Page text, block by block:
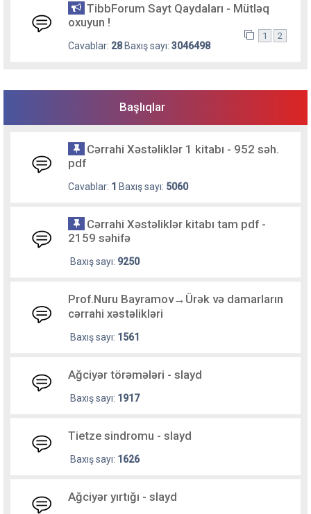
TibbForum Sayt Qaydaları - Mütləq
oxuyun !
Cavablar: 28Baxış sayı: 3046498
1 2
Başlıqlar
Cərrahi Xəstəliklər 1 kitabı - 952 səh.
pdf
Cavablar: 1 Baxış sayı: 5060
Cərrahi Xəstəliklər kitabı tam pdf -
2159 səhifə
Baxış sayı: 9250
Prof.Nuru Bayramov→Ürək və damarların
cərrahi xəstəlikləri
Baxış sayı: 1561
Ağciyər törəmələri - slayd
Baxış sayı: 1917
Tietze sindromu - slayd
Baxış sayı: 1626
Ağciyər yırtığı - slayd